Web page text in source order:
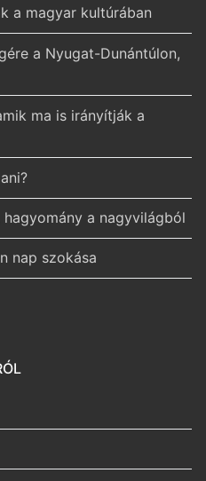
a magyar kultúrában
a Nyugat-Dunántúlon,
ma is irányítják a
a nagyvilágból
nap szokása